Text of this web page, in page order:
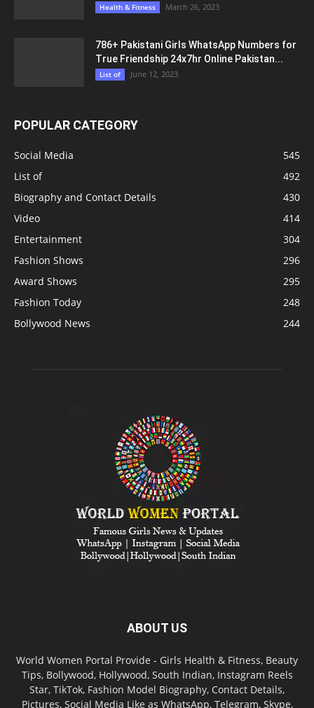
Health & Fitness March 26, 2023
786+ Pakistani Girls WhatsApp Numbers for
True Friendship 24x7hr Online Pakistan...
List of June 12, 2023
POPULAR CATEGORY
Social Media
545
List of
492
Biography and Contact Details
430
Video
414
Entertainment
304
Fashion Shows
296
Award Shows
295
Fashion Today
248
Bollywood News
244
ABOUT US
World Women Portal Provide - Girls Health & Fitness, Beauty
Tips, Bollywood, Hollywood, South Indian, Instagram Reels
Star, TikTok, Fashion Model Biography, Contact Details,
Pictures, Social Media Like as WhatsApp, Telegram, Skype,